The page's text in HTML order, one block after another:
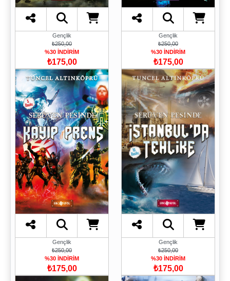
Gençlik
₺250,00
%30 İNDİRİM
₺175,00
Gençlik
₺250,00
%30 İNDİRİM
₺175,00
Gençlik
₺250,00
%30 İNDİRİM
₺175,00
Gençlik
₺250,00
%30 İNDİRİM
₺175,00